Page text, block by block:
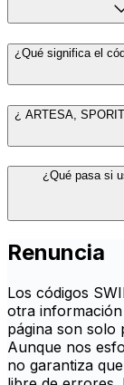
¿Qué significa el
¿ ARTESA,
¿Qué pasa si
Renuncia
Los códigos
otra
página son solo
Aunque nos
no garantiza